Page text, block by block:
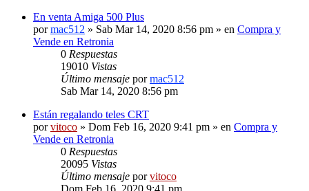
En venta Amiga 500 Plus
pormac512 » Sab Mar 14, 2020 8:56 pm » en Compra y
Vende en Retronia
0 Respuestas
19010 Vistas
Último mensaje pormac512
Sab Mar 14, 2020 8:56 pm
Están regalando teles CRT
porvitoco » Dom Feb 16, 2020 9:41 pm » en Compra y
Vende en Retronia
0 Respuestas
20095 Vistas
Último mensaje porvitoco
Dom Feb 16, 2020 9:41 pm